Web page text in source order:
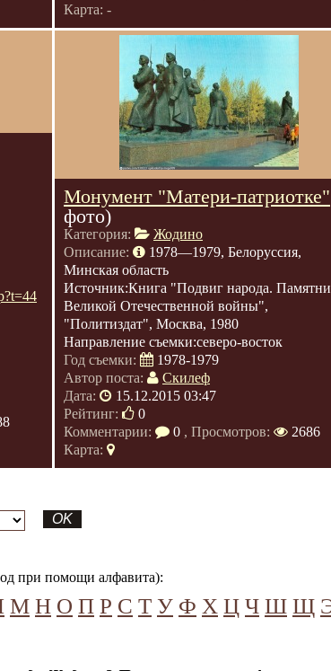
Карта: -
Монумент "Матери-патриотке"
фото)
Категория:
Жодино
Описание:
1978—1979, Белоруссия,
Минская область
Источник:Книга "Подвиг народа.
Великой Отечественной войны",
"Политиздат", Москва, 1980
Направление съемки:северо-восток
Год съемки:
1978-1979
Автор поста:
Скилеф
Дата:
15.12.2015 03:47
Рейтинг:
0
Комментарии:
0 , Просмотров:
2686
Карта:
при помощи алфавита):
М Н О П Р С Т У Ф Х Ц Ч Ш Щ